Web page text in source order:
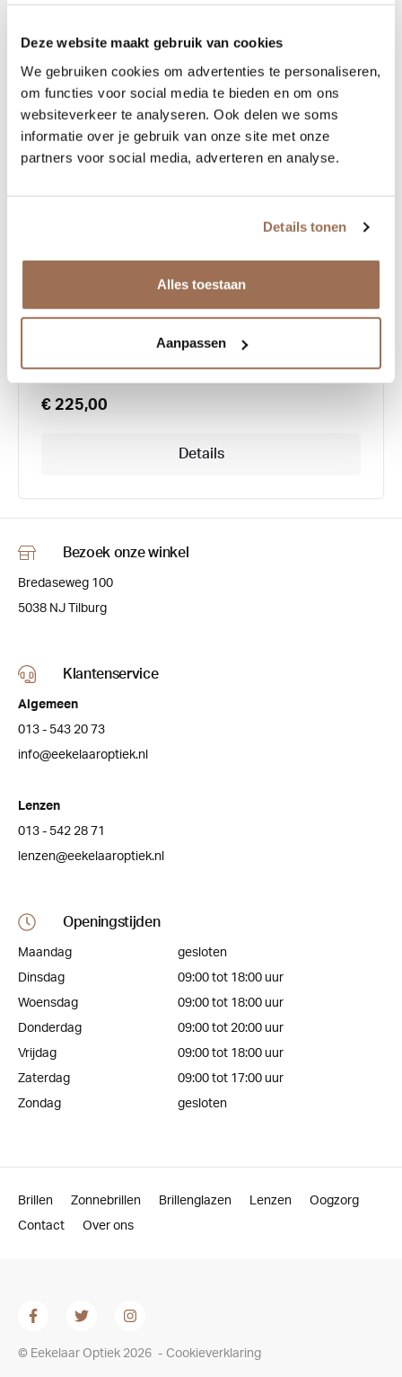
Deze website maakt gebruik van cookies
We gebruiken cookies om advertenties te personaliseren,
om functies voor social media te bieden en om ons
websiteverkeer te analyseren. Ook delen we soms
informatie over je gebruik van onze site met onze
partners voor social media, adverteren en analyse.
Details tonen
Alles toestaan
Aanpassen
Look 537
€ 225,00
Details
Bezoek onze winkel
Bredaseweg 100
5038 NJ Tilburg
Klantenservice
Algemeen
013 - 543 20 73
info@eekelaaroptiek.nl
Lenzen
013 - 542 28 71
lenzen@eekelaaroptiek.nl
Openingstijden
Maandag
gesloten
Dinsdag
09:00 tot 18:00 uur
Woensdag
09:00 tot 18:00 uur
Donderdag
09:00 tot 20:00 uur
Vrijdag
09:00 tot 18:00 uur
Zaterdag
09:00 tot 17:00 uur
Zondag
gesloten
Brillen Zonnebrillen Brillenglazen Lenzen
Oogzorg
Contact
Over ons
© Eekelaar Optiek 2026 - Cookieverklaring